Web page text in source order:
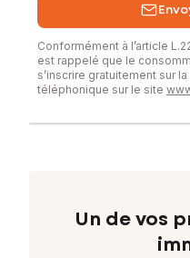
Conformément à l’article
est rappelé que le
s’inscrire gratuitement sur
téléphonique sur le site
Un de vos